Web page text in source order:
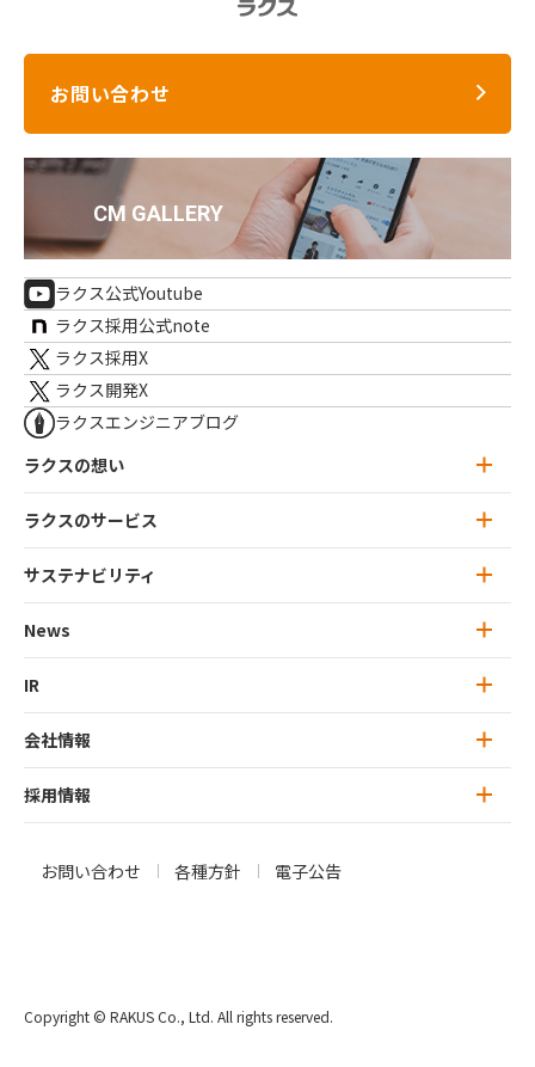
お問い合わせ
ラクス公式Youtube
ラクス採用公式note
ラクス採用X
ラクス開発X
ラクスエンジニアブログ
ラクスの想い
ラクスの想い トップ
ミッション・ビジョン
ラクスのカルチャー
行動指針：ラクスリーダーシップ
ラクスのサービス
ラクスのサービス トップ
楽楽クラウド
IT人材サービス
オウンドメディア
サステナビリティ
サステナビリティ トップ
ラクスのマテリアリティ
サステナビリティレポート
News
プレスリリース
お知らせ
IR
IR トップ
トップメッセージ
株式情報
会社情報
会社情報 トップ
会社沿革
採用情報
エンジニア採用情報
お問い合わせ 各種方針 電子公告
Copyright © RAKUS Co., Ltd. All rights reserved.